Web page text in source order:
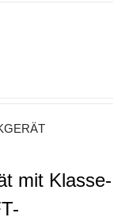
mit Klasse-